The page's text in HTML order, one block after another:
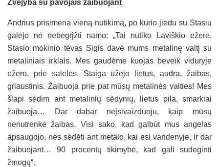
Žvejyba su pavojais žaibuojant
Andrius prisimena vieną nutikimą, po kurio jiedu su Stasiu
galėjo nė nebegrįžti namo: „Tai nutiko Laviškio ežere.
Stasio mokinio tėvas Sigis davė mums metalinę valtį su
metaliniais irklais. Mes gaudėme kuojas beveik viduryje
ežero, prie salelės. Staiga užėjo lietus, audra, žaibas,
griaustinis. Žaibuoja prie pat mūsų metalinės valties! Mes
šlapi sėdim ant metalinių sėdynių, lietus pila, smarkiai
žaibuoja… Dar dabar neįsivaizduoju, kaip mūsų
nenutrenkė žaibas. Visi sako, kad galbūt mus angelas
apsaugojo, nes sėdėti ant metalo, kai esi vandenyje, ir dar
žaibuojant… 90 procentų tikimybė, kad gali sudeginti
žmogų“.